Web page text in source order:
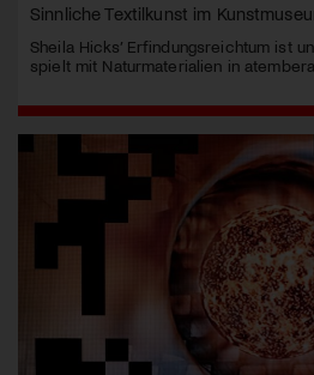
Sinnliche Textilkunst im
Sheila Hicks’ Erfindungsreichtum ist
spielt mit Naturmaterialien in